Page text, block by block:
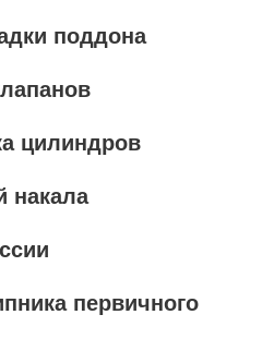
поддона
цилиндров
накала
первичного